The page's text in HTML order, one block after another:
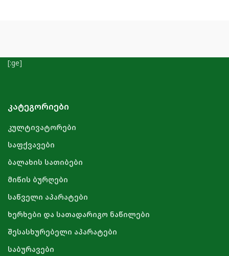
[:ge]
ᲙᲐᲢᲔᲒᲝᲠᲘᲔᲑᲘ
კულტივატორები
საფქვავები
ბალახის სათიბები
მიწის ბურღები
საწველი აპარატები
ხერხები და სათადარიგო ნაწილები
შესასხურებელი აპარატები
საბურავები